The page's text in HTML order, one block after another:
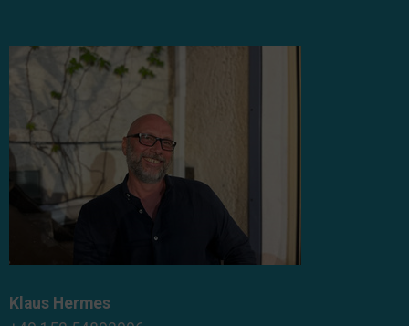
Klaus Hermes